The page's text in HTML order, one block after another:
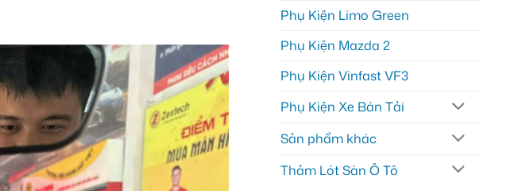
Phụ Kiện Limo Green
Phụ Kiện Mazda 2
Phụ Kiện Vinfast VF3
Phụ Kiện Xe Bán Tải
Sản phẩm khác
Thảm Lót Sàn Ô Tô